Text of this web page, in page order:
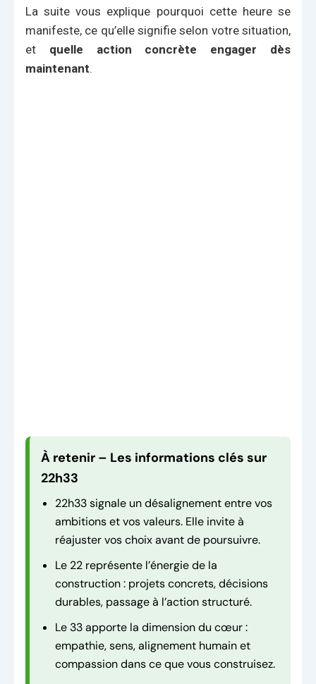
La suite vous explique pourquoi cette heure se
manifeste, ce qu’elle signifie selon votre situation,
et quelle action concrète engager dès
maintenant.
À retenir – Les informations clés sur
22h33
22h33 signale un désalignement entre vos
ambitions et vos valeurs. Elle invite à
réajuster vos choix avant de poursuivre.
Le 22 représente l’énergie de la
construction : projets concrets, décisions
durables, passage à l’action structuré.
Le 33 apporte la dimension du cœur :
empathie, sens, alignement humain et
compassion dans ce que vous construisez.